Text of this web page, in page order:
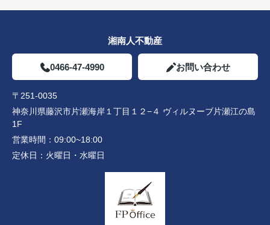
湘南人不動産
0466-47-4990 お問い合わせ
〒251-0035
神奈川県藤沢市片瀬海岸１丁目１２−４ ヴィルヌーブ片瀬江の島
1F
営業時間： 09:00~18:00
定休日： 火曜日・水曜日